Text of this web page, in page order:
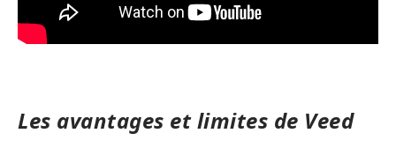
Les avantages et limites de Veed